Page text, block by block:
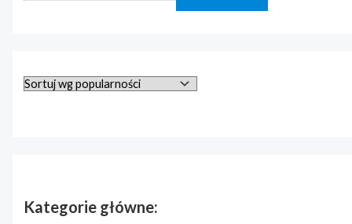
Kategorie główne: